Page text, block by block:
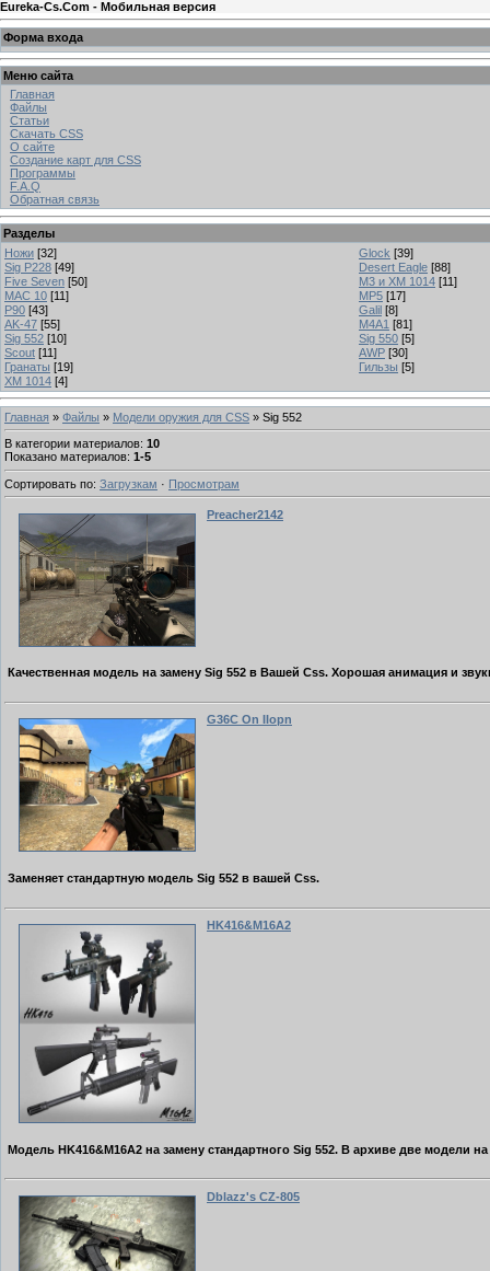
Eureka-Cs.Com - Мобильная версия
Форма входа
Меню сайта
Главная
Файлы
Статьи
Скачать CSS
О сайте
Создание карт для CSS
Программы
F.A.Q
Обратная связь
Разделы
Ножи [32] Glock [39]
Sig P228 [49] Desert Eagle [88]
Five Seven [50] M3 и XM 1014 [11]
MAC 10 [11] MP5 [17]
P90 [43] Galil [8]
AK-47 [55] M4A1 [81]
Sig 552 [10] Sig 550 [5]
Scout [11] AWP [30]
Гранаты [19] Гильзы [5]
XM 1014 [4]
Главная » Файлы » Модели оружия для CSS » Sig 552
В категории материалов: 10
Показано материалов: 1-5
Сортировать по: Загрузкам · Просмотрам
Preacher2142
Качественная модель на замену Sig 552 в Вашей Css. Хорошая анимация и
G36C On IIopn
Заменяет стандартную модель Sig 552 в вашей Css.
HK416&M16A2
Модель HK416&M16A2 на замену стандартного Sig 552. В архиве две модели
Dblazz's CZ-805